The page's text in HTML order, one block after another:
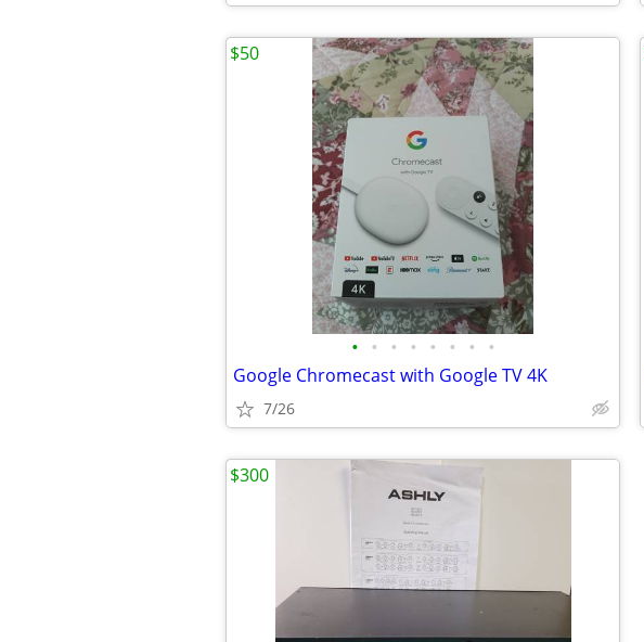
• • • • • • • •
Google Chromecast with Google TV 4K
7/26
$50
$300